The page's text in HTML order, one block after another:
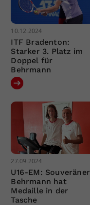
10.12.2024
ITF Bradenton:
Starker 3. Platz im
Doppel für
Behrmann
27.09.2024
U16-EM: Souveräner
Behrmann hat
Medaille in der
Tasche